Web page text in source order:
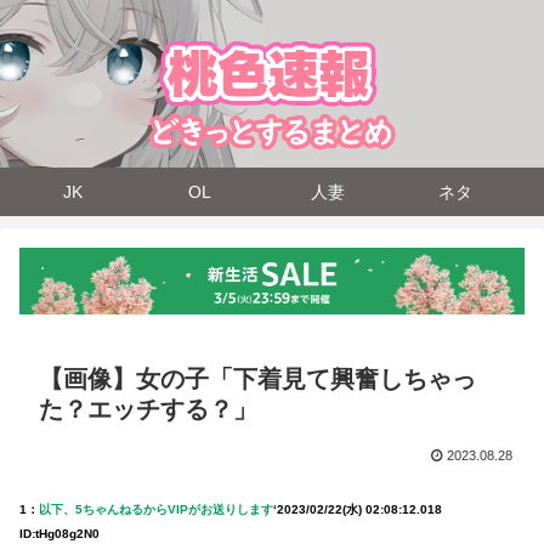
JK OL 人妻 ネタ
【画像】女の子「下着見て興奮しちゃっ
た？エッチする？」
2023.08.28
1： 以下、5ちゃんねるからVIPがお送りします‘2023/02/22(水) 02:08:12.018
ID:tHg08g2N0